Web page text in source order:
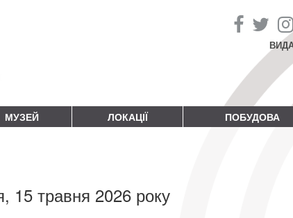
МУЗЕЙ ЛОКАЦІЇ ПОБУДОВА
15 травня 2026 року